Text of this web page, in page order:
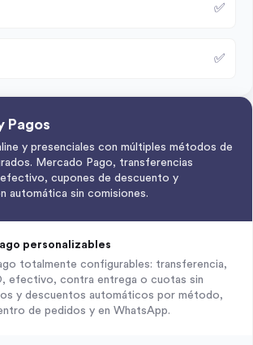
✅
✅
Pagos
y presenciales con múltiples métodos de
Mercado Pago, transferencias
efectivo, cupones de descuento y
automática sin comisiones.
personalizables
totalmente configurables: transferencia,
efectivo, contra entrega o cuotas sin
y descuentos automáticos por método,
de pedidos y en WhatsApp.